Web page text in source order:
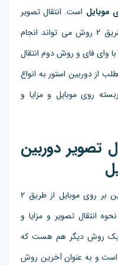
موبایل است. انتقال تصویر
دوربین مداربسته بر روی موبایل از طریق 2 روش می تواند انجام
وای فای و روش دوم انتقال
از دوربین استور به انواع
روی موبایل و مزایا و
تصویر دوربین
همانطور که گفتیم انتقال تصویر دوربین بر روی موبایل از طریق 2
انتقال تصویر و مزایا و
یک روش دیگر هم هست که
است و به عنوان آخرین روش